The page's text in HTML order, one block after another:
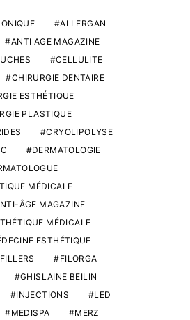
ALLERGAN
ANTI AGE MAGAZINE
CELLULITE
CHIRURGIE DENTAIRE
ESTHÉTIQUE
PLASTIQUE
CRYOLIPOLYSE
DERMATOLOGIE
MÉDICALE
ÂGE MAGAZINE
MÉDICALE
ESTHÉTIQUE
FILLERS
FILORGA
GHISLAINE BEILIN
INJECTIONS
LED
MEDISPA
MERZ